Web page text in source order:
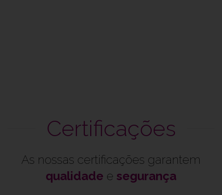
Certificações
As nossas certificações garantem
qualidade e segurança